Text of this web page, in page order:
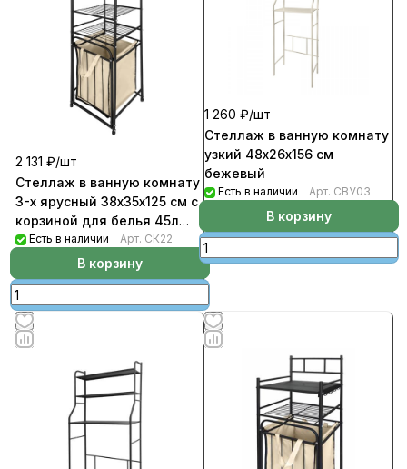
2 131 ₽/шт
Стеллаж в ванную комнату
3-х ярусный 38х35х125 см с
корзиной для белья 45л
черный
Есть в наличии Арт. СК22
В корзину
1 260 ₽/шт
Стеллаж в ванную комнату
узкий 48х26х156 см
бежевый
Есть в наличии Арт. СВУ03
В корзину